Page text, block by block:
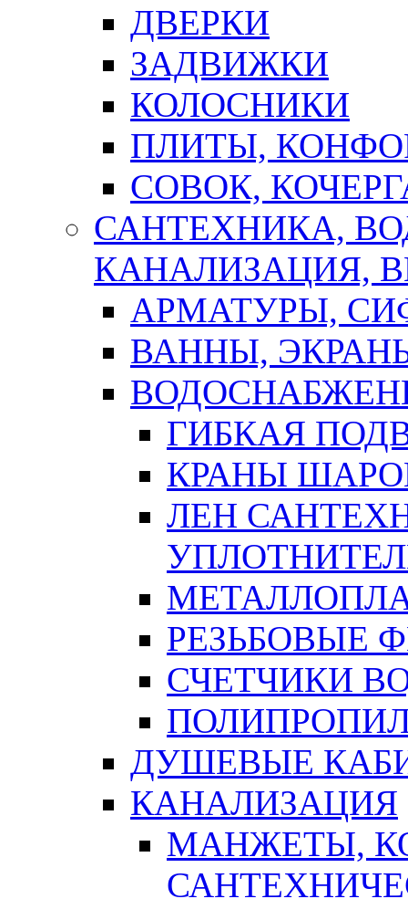
ДВЕРКИ
ЗАДВИЖКИ
КОЛОСНИКИ
ПЛИТЫ,
СОВОК,
САНТЕХНИКА,
КАНАЛИЗАЦИЯ,
АРМАТУРЫ,
ВАННЫ,
ГИБКАЯ
КРАНЫ
ЛЕН
РЕЗЬБОВЫЕ
СЧЕТЧИКИ
ДУШЕВЫЕ
КАНАЛИЗАЦИЯ
МАНЖЕТЫ,